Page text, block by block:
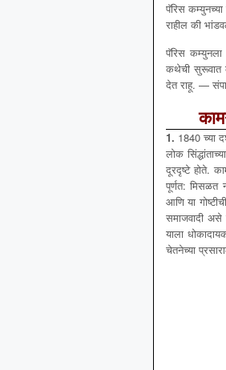
पॅरिस
राहील की
पॅरिस कम्युनला
कथेची सुरूवात
देत राहू. —
1. 1840 च्या
लोक
दूरदृष्टे होते.
पूर्णत: मिसळत
आणि या
समाजवादी असे
याला
चेतनेच्या